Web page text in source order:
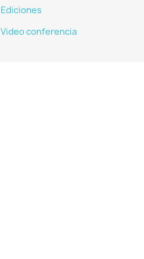
Ediciones
Video conferencia